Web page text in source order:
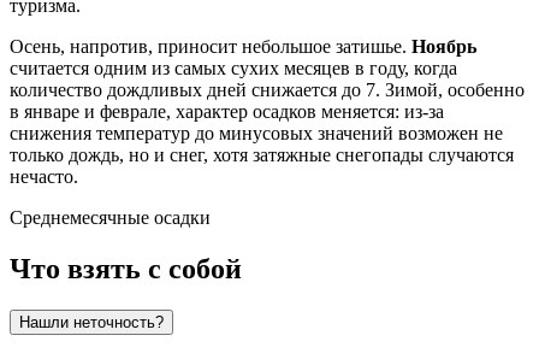
туризма.
Осень, напротив, приносит небольшое затишье. Ноябрь
считается одним из самых сухих месяцев в году, когда
количество дождливых дней снижается до 7. Зимой, особенно
в январе и феврале, характер осадков меняется: из-за
снижения температур до минусовых значений возможен не
только дождь, но и снег, хотя затяжные снегопады случаются
нечасто.
Среднемесячные осадки
Что взять с собой
Нашли неточность?